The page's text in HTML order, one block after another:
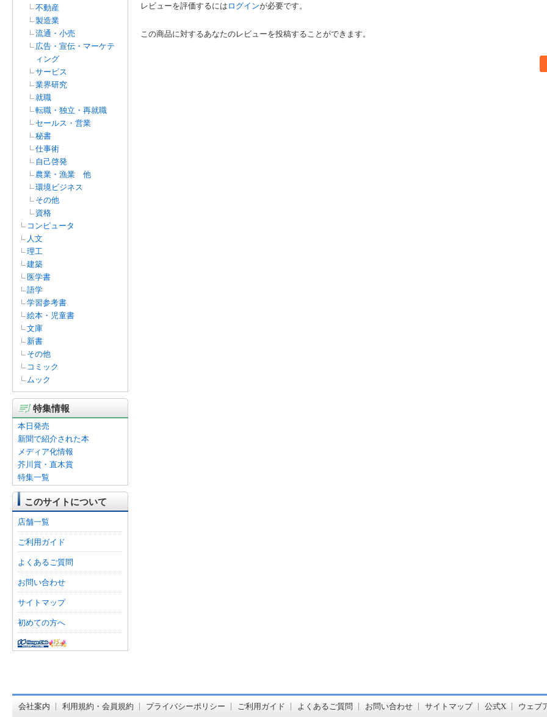
不動産
製造業
流通・小売
広告・宣伝・マーケテ
ィング
サービス
業界研究
就職
転職・独立・再就職
セールス・営業
秘書
仕事術
自己啓発
農業・漁業 他
環境ビジネス
その他
資格
コンピュータ
人文
理工
建築
医学書
語学
学習参考書
絵本・児童書
文庫
新書
その他
コミック
ムック
特集情報
本日発売
新聞で紹介された本
メディア化情報
芥川賞・直木賞
特集一覧
このサイトについて
店舗一覧
ご利用ガイド
よくあるご質問
お問い合わせ
サイトマップ
初めての方へ
レビューを評価するには ログインが必要です。
この商品に対するあなたのレビューを投稿することができます。
会社案内 利用規約・会員規約 プライバシーポリシー ご利用ガイド よくあるご質問 お問い合わせ サイトマップ 公式X ウェブ